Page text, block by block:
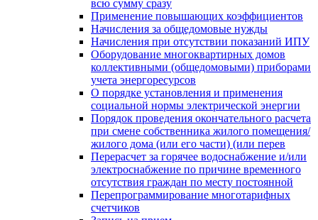
всю сумму сразу
Применение повышающих коэффициентов
Начисления за общедомовые нужды
Начисления при отсутствии показаний ИПУ
Оборудование многоквартирных домов
коллективными (общедомовыми) приборами
учета энергоресурсов
О порядке установления и применения
социальной нормы электрической энергии
Порядок проведения окончательного расчета
при смене собственника жилого помещения/
жилого дома (или его части) (или перев
Перерасчет за горячее водоснабжение и/или
электроснабжение по причине временного
отсутствия граждан по месту постоянной
Перепрограммирование многотарифных
счетчиков